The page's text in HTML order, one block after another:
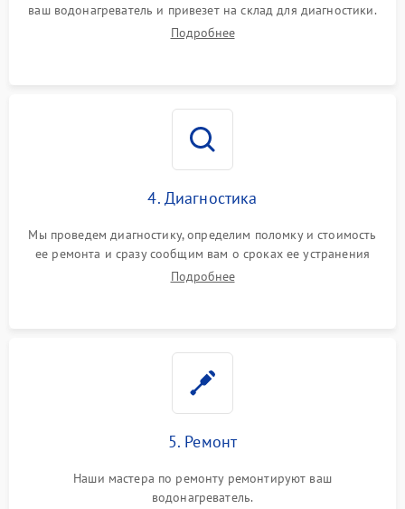
ваш водонагреватель и привезет на склад для диагностики.
Подробнее
4. Диагностика
Мы проведем диагностику, определим поломку и стоимость
ее ремонта и сразу сообщим вам о сроках ее устранения
Подробнее
5. Ремонт
Наши мастера по ремонту ремонтируют ваш
водонагреватель.